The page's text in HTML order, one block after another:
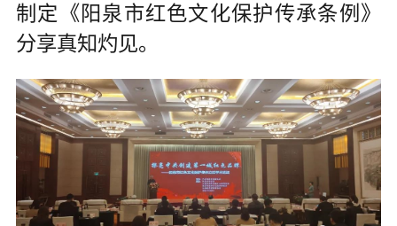
制定《阳泉市红色文化保护传承条例》
分享真知灼见。